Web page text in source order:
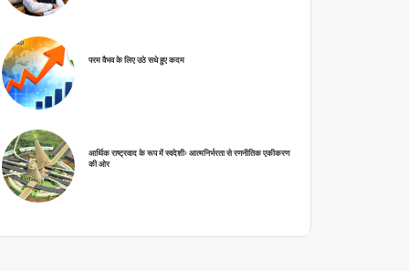
परम वैभव के लिए उठे सधे हुए कदम
आर्थिक राष्ट्रवाद के रूप में स्वदेशीः आत्मनिर्भरता से रणनीतिक एकीकरण
की ओर